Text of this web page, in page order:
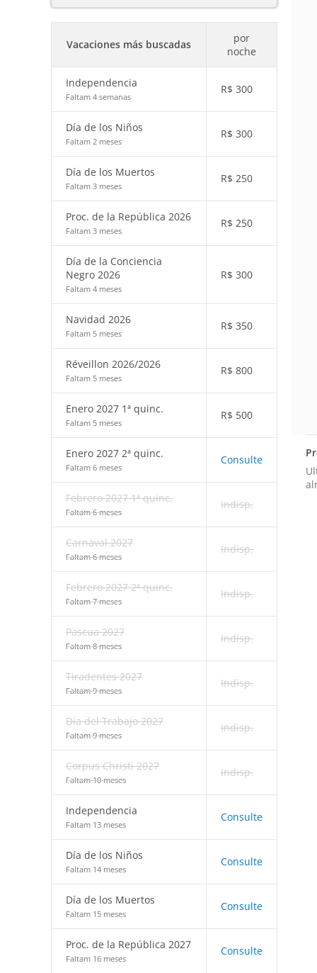
Vacaciones más buscadas
por
noche
Independencia
Faltam 4 semanas
R$ 300
Día de los Niños
Faltam 2 meses
R$ 300
Día de los Muertos
Faltam 3 meses
R$ 250
Proc. de la República 2026
Faltam 3 meses
R$ 250
Día de la Conciencia
Negro 2026
Faltam 4 meses
R$ 300
Navidad 2026
Faltam 5 meses
R$ 350
Réveillon 2026/2026
Faltam 5 meses
R$ 800
Enero 2027 1ª quinc.
Faltam 5 meses
R$ 500
Enero 2027 2ª quinc.
Faltam 6 meses
Consulte
Febrero 2027 1ª quinc.
Faltam 6 meses
Indisp.
Carnaval 2027
Faltam 6 meses
Indisp.
Febrero 2027 2ª quinc.
Faltam 7 meses
Indisp.
Pascua 2027
Faltam 8 meses
Indisp.
Tiradentes 2027
Faltam 9 meses
Indisp.
Día del Trabajo 2027
Faltam 9 meses
Indisp.
Corpus Christi 2027
Faltam 10 meses
Indisp.
Independencia
Faltam 13 meses
Consulte
Día de los Niños
Faltam 14 meses
Consulte
Día de los Muertos
Faltam 15 meses
Consulte
Proc. de la República 2027
Faltam 16 meses
Consulte